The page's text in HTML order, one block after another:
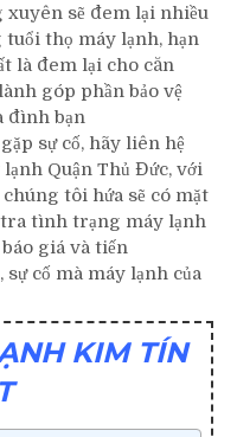
sẽ đem lại nhiều
thọ máy lạnh, hạn
là đem lại cho căn
góp phần bảo vệ
đình bạn
sự cố, hãy liên hệ
Quận Thủ Đức, với
tôi hứa sẽ có mặt
tình trạng máy lạnh
giá và tiến
cố mà máy lạnh của
KIM TÍN